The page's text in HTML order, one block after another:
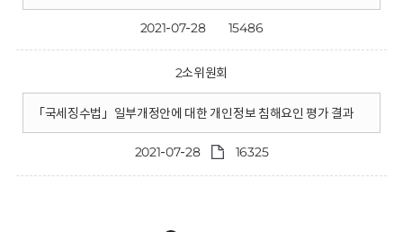
2021-07-28 15486
2소위원회
「국세징수법」일부개정안에 대한 개인정보 침해요인 평가 결과
2021-07-28 16325